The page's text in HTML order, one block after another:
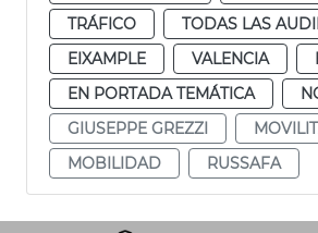
TRÁFICO
TODAS LAS
EIXAMPLE
VALENCIA
EN PORTADA TEMÁTICA
GIUSEPPE GREZZI
MOBILIDAD
RUSSAFA